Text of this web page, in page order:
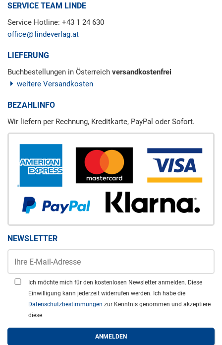
SERVICE TEAM LINDE
Service Hotline: +43 1 24 630
office
lindeverlag.at
LIEFERUNG
Buchbestellungen in Österreich versandkostenfrei
weitere Versandkosten
BEZAHLINFO
Wir liefern per Rechnung, Kreditkarte, PayPal oder Sofort.
NEWSLETTER
Ich möchte mich für den kostenlosen Newsletter anmelden. Diese
Einwilligung kann jederzeit widerrufen werden. Ich habe die
Datenschutzbestimmungen zur Kenntnis genommen und akzeptiere
diese.